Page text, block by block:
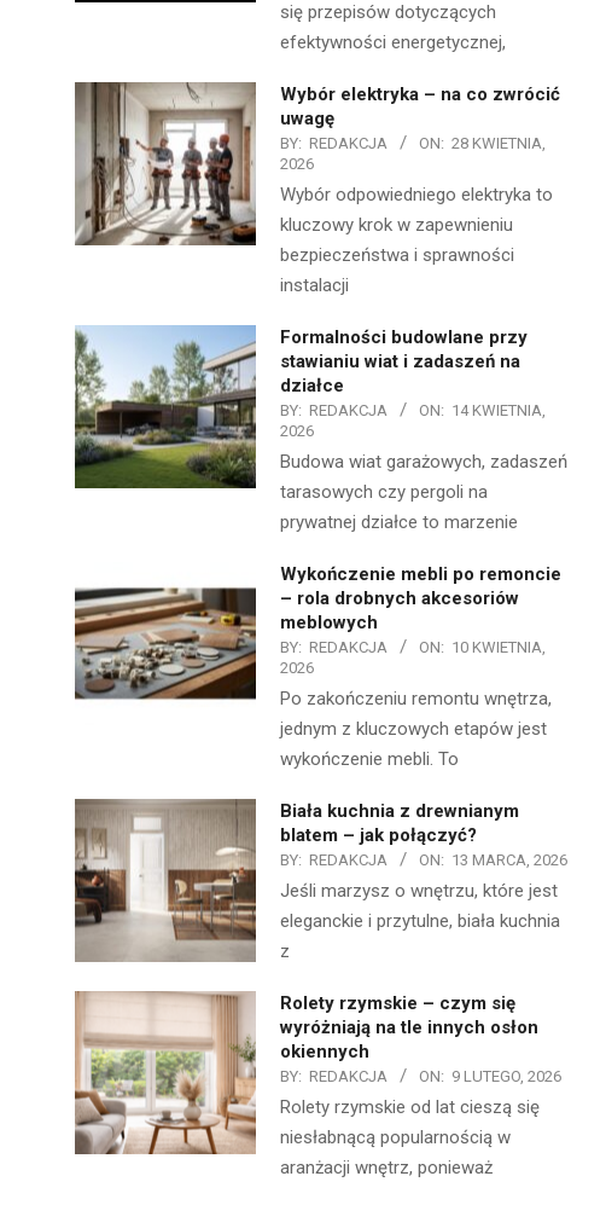
się przepisów dotyczących
efektywności energetycznej,
Wybór elektryka – na co zwrócić
uwagę
BY: REDAKCJA ON: 28 KWIETNIA,
2026
Wybór odpowiedniego elektryka to
kluczowy krok w zapewnieniu
bezpieczeństwa i sprawności
instalacji
Formalności budowlane przy
stawianiu wiat i zadaszeń na
działce
BY: REDAKCJA ON: 14 KWIETNIA,
2026
Budowa wiat garażowych, zadaszeń
tarasowych czy pergoli na
prywatnej działce to marzenie
Wykończenie mebli po remoncie
– rola drobnych akcesoriów
meblowych
BY: REDAKCJA ON: 10 KWIETNIA,
2026
Po zakończeniu remontu wnętrza,
jednym z kluczowych etapów jest
wykończenie mebli. To
Biała kuchnia z drewnianym
blatem – jak połączyć?
BY: REDAKCJA ON: 13 MARCA, 2026
Jeśli marzysz o wnętrzu, które jest
eleganckie i przytulne, biała kuchnia
z
Rolety rzymskie – czym się
wyróżniają na tle innych osłon
okiennych
BY: REDAKCJA ON: 9 LUTEGO, 2026
Rolety rzymskie od lat cieszą się
niesłabnącą popularnością w
aranżacji wnętrz, ponieważ